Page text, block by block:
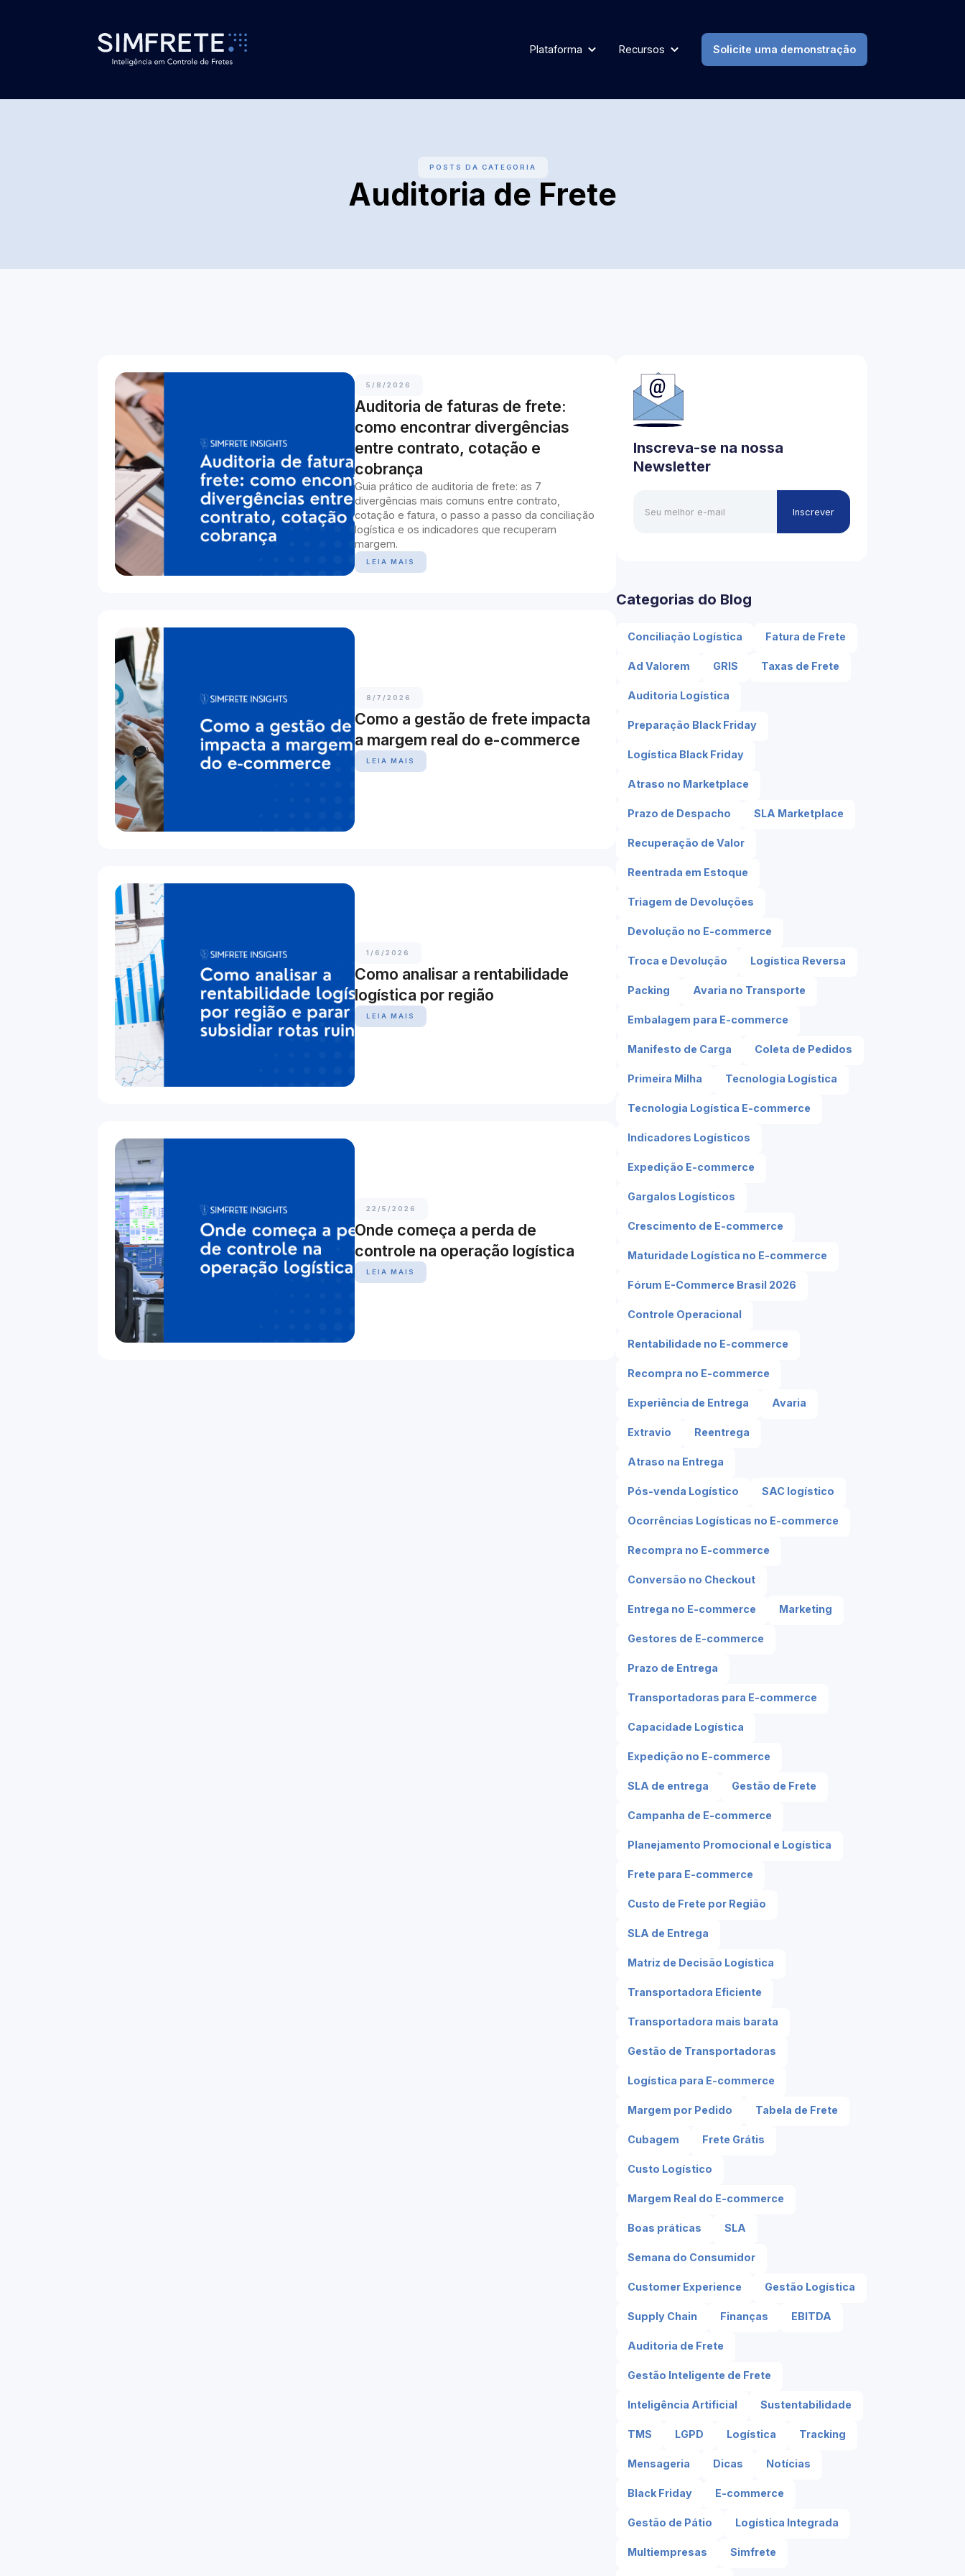
Plataforma Recursos Solicite uma demonstração
POSTS DA CATEGORIA
Auditoria de Frete
5/8/2026
Auditoria de faturas de frete:
como encontrar divergências
entre contrato, cotação e
cobrança
Guia prático de auditoria de frete: as 7
divergências mais comuns entre contrato,
cotação e fatura, o passo a passo da conciliação
logística e os indicadores que recuperam
margem.
LEIA MAIS
8/7/2026
Como a gestão de frete impacta
a margem real do e-commerce
LEIA MAIS
1/6/2026
Como analisar a rentabilidade
logística por região
LEIA MAIS
22/5/2026
Onde começa a perda de
controle na operação logística
LEIA MAIS
Inscreva-se na nossa
Newsletter
Categorias do Blog
Conciliação Logística Fatura de Frete
Ad Valorem GRIS Taxas de Frete
Auditoria Logística
Preparação Black Friday
Logística Black Friday
Atraso no Marketplace
Prazo de Despacho SLA Marketplace
Recuperação de Valor
Reentrada em Estoque
Triagem de Devoluções
Devolução no E-commerce
Troca e Devolução Logística Reversa
Packing Avaria no Transporte
Embalagem para E-commerce
Manifesto de Carga Coleta de Pedidos
Primeira Milha Tecnologia Logística
Tecnologia Logística E-commerce
Indicadores Logísticos
Expedição E-commerce
Gargalos Logísticos
Crescimento de E-commerce
Maturidade Logística no E-commerce
Fórum E-Commerce Brasil 2026
Controle Operacional
Rentabilidade no E-commerce
Recompra no E-commerce
Experiência de Entrega Avaria
Extravio Reentrega
Atraso na Entrega
Pós-venda Logístico SAC logístico
Ocorrências Logísticas no E-commerce
Recompra no E-commerce
Conversão no Checkout
Entrega no E-commerce Marketing
Gestores de E-commerce
Prazo de Entrega
Transportadoras para E-commerce
Capacidade Logística
Expedição no E-commerce
SLA de entrega Gestão de Frete
Campanha de E-commerce
Planejamento Promocional e Logística
Frete para E-commerce
Custo de Frete por Região
SLA de Entrega
Matriz de Decisão Logística
Transportadora Eficiente
Transportadora mais barata
Gestão de Transportadoras
Logística para E-commerce
Margem por Pedido Tabela de Frete
Cubagem Frete Grátis
Custo Logístico
Margem Real do E-commerce
Boas práticas SLA
Semana do Consumidor
Customer Experience Gestão Logística
Supply Chain Finanças EBITDA
Auditoria de Frete
Gestão Inteligente de Frete
Inteligência Artificial Sustentabilidade
TMS LGPD Logística Tracking
Mensageria Dicas Notícias
Black Friday E-commerce
Gestão de Pátio Logística Integrada
Multiempresas Simfrete